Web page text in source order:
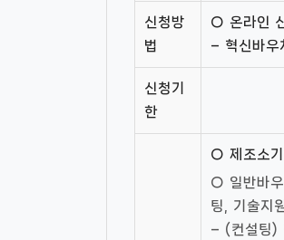
신청방
법
○ 온라인
– 혁신바
신청기
한
○ 제조소기
○ 일반바우
팅, 기술지
– (컨설팅)